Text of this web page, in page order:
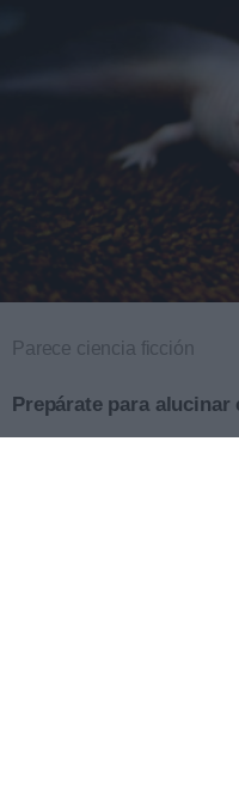
Parece ciencia ficción
Prepárate para